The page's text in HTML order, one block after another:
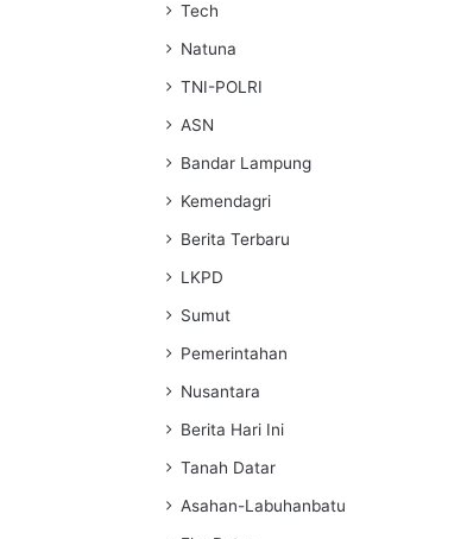
Tech
Natuna
TNI-POLRI
ASN
Bandar Lampung
Kemendagri
Berita Terbaru
LKPD
Sumut
Pemerintahan
Nusantara
Berita Hari Ini
Tanah Datar
Asahan-Labuhanbatu